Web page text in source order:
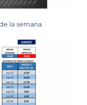
la semana.